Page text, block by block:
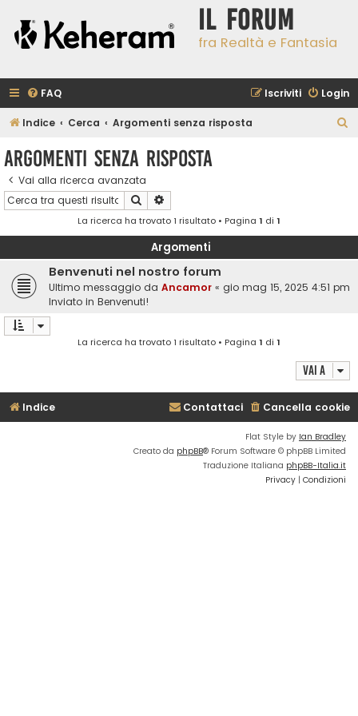
Il Forum
fra Realtà e Fantasia
FAQ Login
Iscriviti
Indice Cerca Argomenti senza risposta
Argomenti senza risposta
Vai alla ricerca avanzata
Cerca
La ricerca ha trovato 1 risultato • Pagina 1 di 1
Argomenti
Benvenuti nel nostro forum
Ultimo messaggio da Ancamor « gio mag 15, 2025 4:51 pm
Inviato in Benvenuti!
La ricerca ha trovato 1 risultato • Pagina 1 di 1
Vai a
Indice Cancella cookie
Contattaci
Flat Style by Ian Bradley
Creato da phpBB® Forum Software © phpBB Limited
Traduzione Italiana phpBB-Italia.it
Privacy | Condizioni